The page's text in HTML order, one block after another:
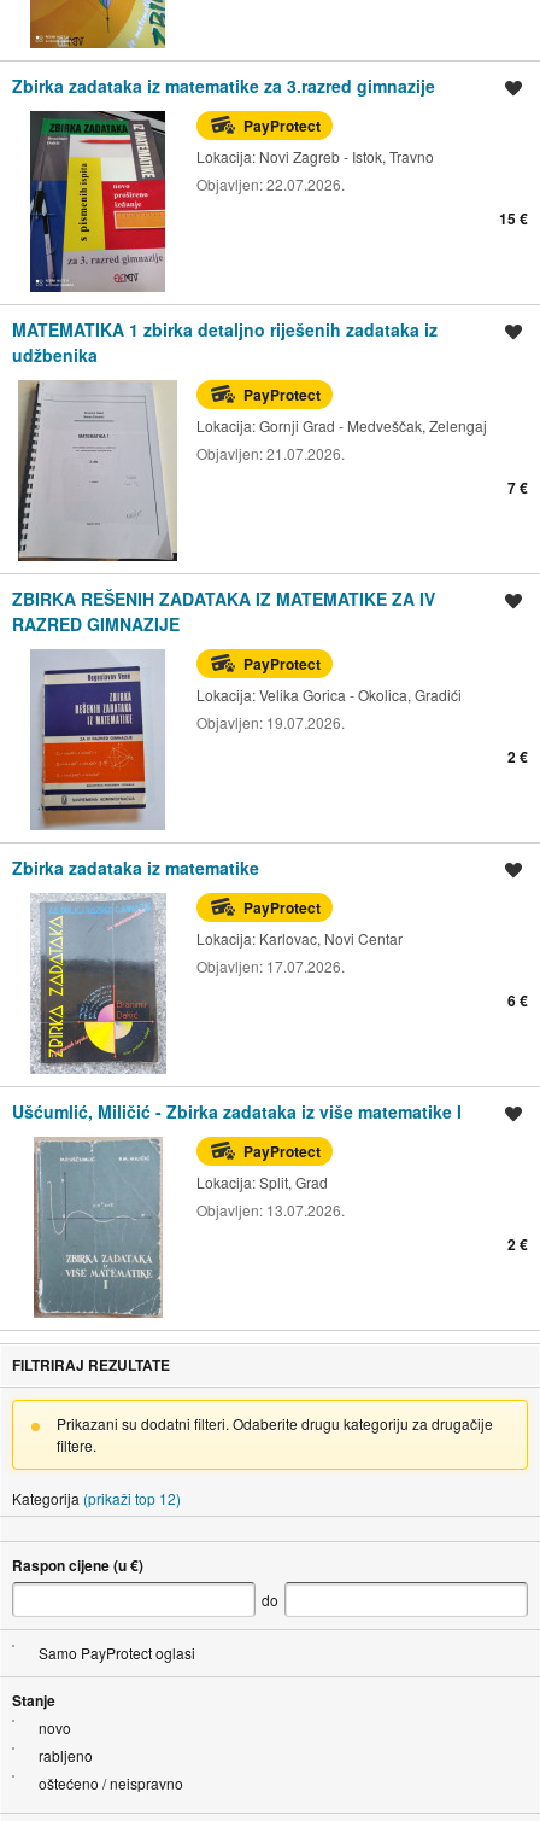
Zbirka zadataka iz matematike za 3.razred gimnazije
PayProtect
Lokacija: Novi Zagreb - Istok, Travno
Objavljen:22.07.2026.
15 €
MATEMATIKA 1 zbirka detaljno riješenih zadataka iz
udžbenika
PayProtect
Lokacija:Gornji Grad - Medveščak, Zelengaj
Objavljen:21.07.2026.
7 €
ZBIRKA REŠENIH ZADATAKA IZ MATEMATIKE ZA IV
RAZRED GIMNAZIJE
PayProtect
Lokacija:Velika Gorica - Okolica, Gradići
Objavljen: 19.07.2026.
2 €
Zbirka zadataka iz matematike
PayProtect
Lokacija: Karlovac, Novi Centar
Objavljen: 17.07.2026.
6 €
Ušćumlić, Miličić - Zbirka zadataka iz više matematike I
PayProtect
Lokacija:Split, Grad
Objavljen: 13.07.2026.
2 €
FILTRIRAJ REZULTATE
Prikazani su dodatni filteri. Odaberite drugu kategoriju za drugačije
filtere.
Kategorija (prikaži top 12)
Raspon cijene (u €)
do
Samo PayProtect oglasi
Stanje
novo
rabljeno
oštećeno / neispravno